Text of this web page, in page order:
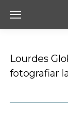
Lourdes
fotografiar